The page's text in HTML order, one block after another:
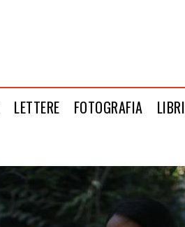
LETTERE FOTOGRAFIA LIBRI